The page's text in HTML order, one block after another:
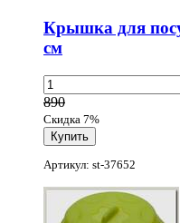
Крышка для
см
890
Скидка 7%
Артикул: st-37652